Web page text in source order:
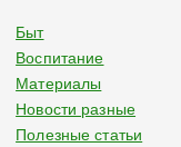
Быт
Воспитание
Материалы
Новости разные
Полезные статьи